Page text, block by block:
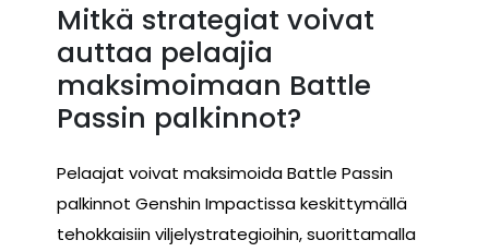
Mitkä strategiat voivat
auttaa pelaajia
maksimoimaan Battle
Passin palkinnot?
Pelaajat voivat maksimoida Battle Passin
palkinnot Genshin Impactissa keskittymällä
tehokkaisiin viljelystrategioihin, suorittamalla